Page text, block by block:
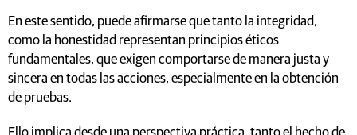
En este sentido, puede afirmarse que tanto la integridad,
como la honestidad representan principios éticos
fundamentales, que exigen comportarse de manera justa y
sincera en todas las acciones, especialmente en la obtención
de pruebas.